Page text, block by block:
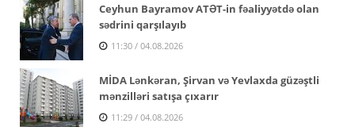
Ceyhun Bayramov ATƏT-in fəaliyyətdə olan
sədrini qarşılayıb
11:30 / 04.08.2026
MİDA Lənkəran, Şirvan və Yevlaxda güzəştli
mənzilləri satışa çıxarır
11:29 / 04.08.2026